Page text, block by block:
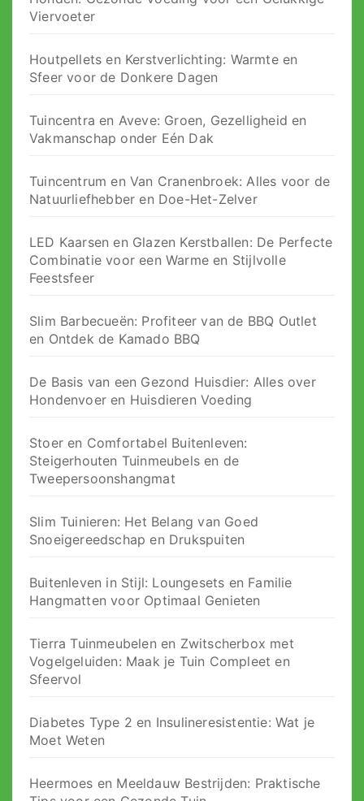
Viervoeter
Houtpellets en Kerstverlichting: Warmte en
Sfeer voor de Donkere Dagen
Tuincentra en Aveve: Groen, Gezelligheid en
Vakmanschap onder Eén Dak
Tuincentrum en Van Cranenbroek: Alles voor de
Natuurliefhebber en Doe-Het-Zelver
LED Kaarsen en Glazen Kerstballen: De Perfecte
Combinatie voor een Warme en Stijlvolle
Feestsfeer
Slim Barbecueën: Profiteer van de BBQ Outlet
en Ontdek de Kamado BBQ
De Basis van een Gezond Huisdier: Alles over
Hondenvoer en Huisdieren Voeding
Stoer en Comfortabel Buitenleven:
Steigerhouten Tuinmeubels en de
Tweepersoonshangmat
Slim Tuinieren: Het Belang van Goed
Snoeigereedschap en Drukspuiten
Buitenleven in Stijl: Loungesets en Familie
Hangmatten voor Optimaal Genieten
Tierra Tuinmeubelen en Zwitscherbox met
Vogelgeluiden: Maak je Tuin Compleet en
Sfeervol
Diabetes Type 2 en Insulineresistentie: Wat je
Moet Weten
Heermoes en Meeldauw Bestrijden: Praktische